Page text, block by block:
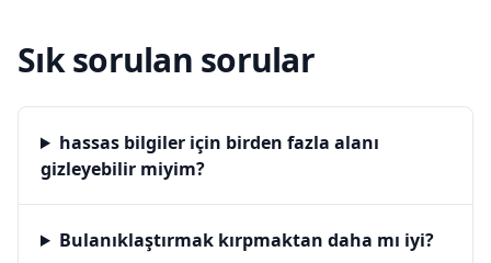
Sık sorulan sorular
hassas bilgiler için birden fazla alanı
gizleyebilir miyim?
Bulanıklaştırmak kırpmaktan daha mı iyi?